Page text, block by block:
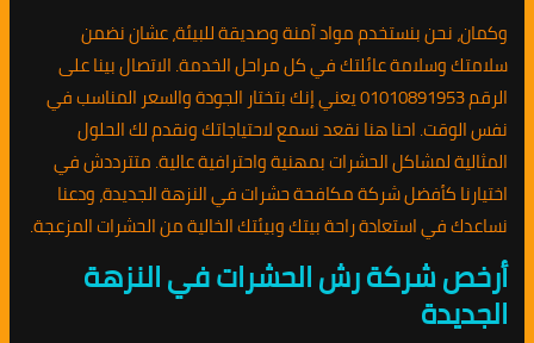
وكمان، نحن بنستخدم مواد آمنة وصديقة للبيئة، عشان نضمن
سلامتك وسلامة عائلتك في كل مراحل الخدمة. الاتصال بينا على
الرقم 01010891953 يعني إنك بتختار الجودة والسعر المناسب في
نفس الوقت. احنا هنا نقعد نسمع لاحتياجاتك ونقدم لك الحلول
المثالية لمشاكل الحشرات بمهنية واحترافية عالية. متترددش في
اختيارنا كأفضل شركة مكافحة حشرات في النزهة الجديدة، ودعنا
نساعدك في استعادة راحة بيتك وبيئتك الخالية من الحشرات المزعجة.
أرخص شركة رش الحشرات في النزهة
الجديدة